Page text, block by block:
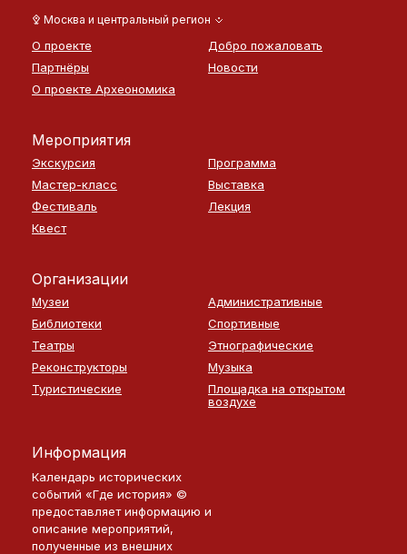
Москва и центральный регион
О проекте
Добро пожаловать
Партнёры
Новости
О проекте Археономика
Мероприятия
Экскурсия
Программа
Мастер-класс
Выставка
Фестиваль
Лекция
Квест
Организации
Музеи
Административные
Библиотеки
Спортивные
Театры
Этнографические
Реконструкторы
Музыка
Туристические
Площадка на открытом
воздухе
Информация
Календарь исторических
событий «Где история» ©
предоставляет информацию и
описание мероприятий,
полученные из внешних